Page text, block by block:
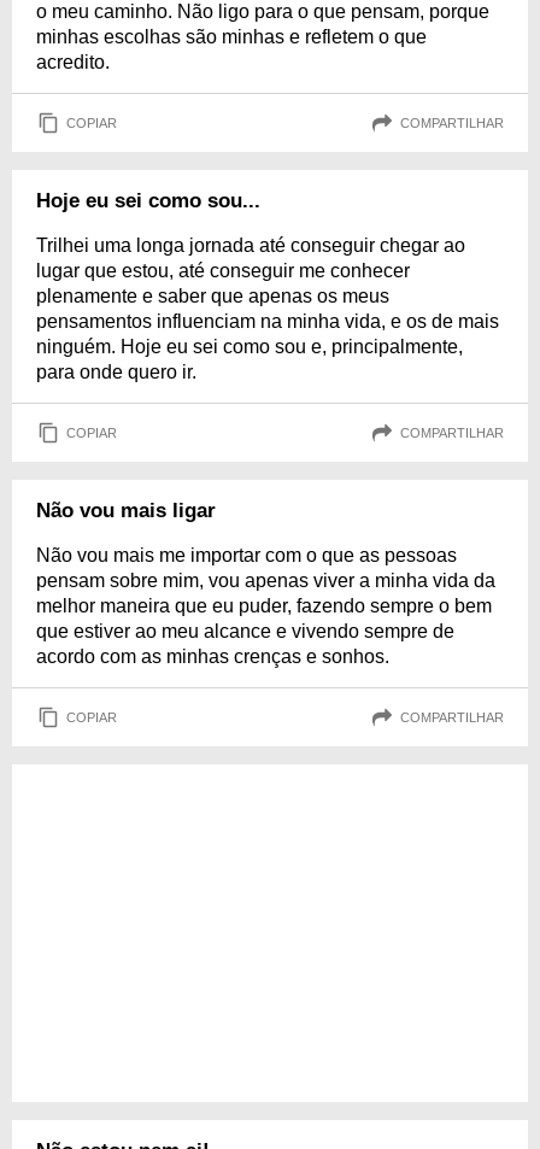
o meu caminho. Não ligo para o que pensam, porque
minhas escolhas são minhas e refletem o que
acredito.
COPIAR COMPARTILHAR
Hoje eu sei como sou...
Trilhei uma longa jornada até conseguir chegar ao
lugar que estou, até conseguir me conhecer
plenamente e saber que apenas os meus
pensamentos influenciam na minha vida, e os de mais
ninguém. Hoje eu sei como sou e, principalmente,
para onde quero ir.
COPIAR COMPARTILHAR
Não vou mais ligar
Não vou mais me importar com o que as pessoas
pensam sobre mim, vou apenas viver a minha vida da
melhor maneira que eu puder, fazendo sempre o bem
que estiver ao meu alcance e vivendo sempre de
acordo com as minhas crenças e sonhos.
COPIAR COMPARTILHAR